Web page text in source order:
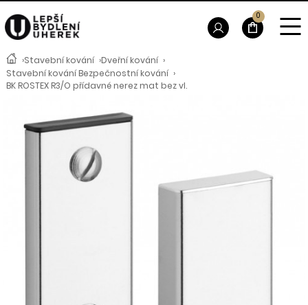
›Stavební kování ›Dveřní kování ›
Stavební kování Bezpečnostní kování ›
BK ROSTEX R3/O přídavné nerez mat bez vl.
0